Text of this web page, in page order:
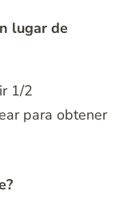
lugar de
1/2
para obtener